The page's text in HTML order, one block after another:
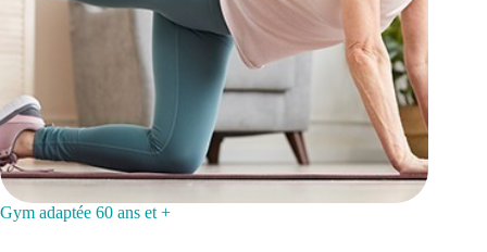
Gym adaptée 60 ans et +